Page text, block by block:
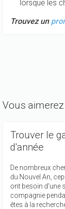
lorsque les
Trouvez un
Vous
Trouver le
d'année
De nombreux
du Nouvel An,
ont besoin d'une
compagnie
êtes à la